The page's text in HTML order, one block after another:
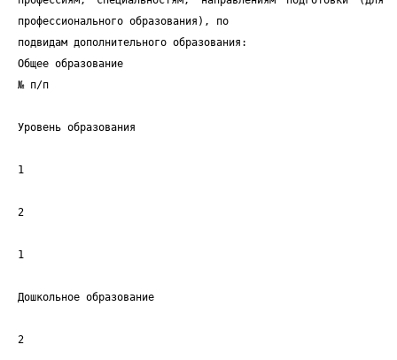
профессионального образования), по
подвидам дополнительного образования:
Общее образование
№ п/п
Уровень образования
1
2
1
Дошкольное образование
2